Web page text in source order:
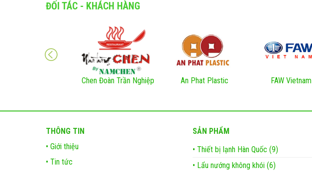
ĐỐI TÁC - KHÁCH HÀNG
Chen Đoàn Trần Nghiệp An Phat Plastic FAW Vietnam
THÔNG TIN
• Giới thiệu
• Tin tức
SẢN PHẨM
• Thiết bị lạnh Hàn Quốc (9)
• Lẩu nướng không khói (6)